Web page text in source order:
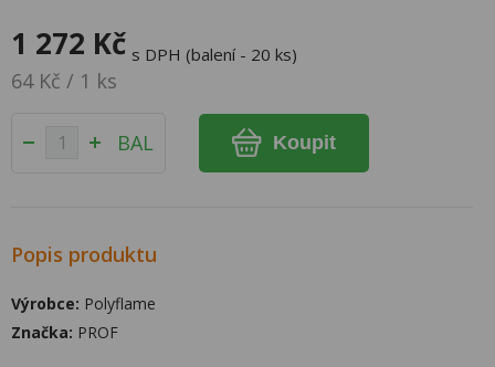
1 272 Kč s DPH (balení - 20 ks)
64 Kč / 1 ks
BAL Koupit
Popis produktu
Výrobce: Polyflame
Značka: PROF